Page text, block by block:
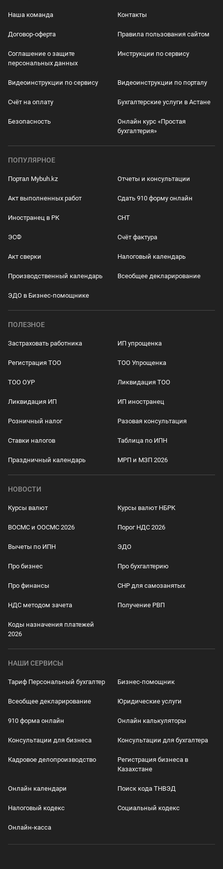
Наша команда Контакты
Договор-оферта Правила пользования сайтом
Соглашение о защите
персональных данных
Инструкции по сервису
Видеоинструкции по сервису Видеоинструкции по порталу
Счёт на оплату Бухгалтерские услуги в Астане
Безопасность
Онлайн курс «Простая
бухгалтерия»
ПОПУЛЯРНОЕ
Портал Mybuh.kz Отчеты и консультации
Акт выполненных работ Сдать 910 форму онлайн
Иностранец в РК СНТ
ЭСФ Счёт фактура
Акт сверки Налоговый календарь
Производственный календарь Всеобщее декларирование
ЭДО в Бизнес-помощнике
ПОЛЕЗНОЕ
Застраховать работника ИП упрощенка
Регистрация ТОО ТОО Упрощенка
ТОО ОУР Ликвидация ТОО
Ликвидация ИП ИП иностранец
Розничный налог Разовая консультация
Ставки налогов Таблица по ИПН
Праздничный календарь МРП и МЗП 2026
НОВОСТИ
Курсы валют Курсы валют НБРК
ВОСМС и ООСМС 2026 Порог НДС 2026
Вычеты по ИПН ЭДО
Про бизнес Про бухгалтерию
Про финансы СНР для самозанятых
НДС методом зачета Получение РВП
Коды назначения платежей
2026
НАШИ СЕРВИСЫ
Тариф Персональный бухгалтер Бизнес-помощник
Всеобщее декларирование Юридические услуги
910 форма онлайн Онлайн калькуляторы
Консультации для бизнеса Консультации для бухгалтера
Кадровое делопроизводство
Регистрация бизнеса в
Казахстане
Онлайн календари Поиск кода ТНВЭД
Налоговый кодекс Социальный кодекс
Онлайн-касса